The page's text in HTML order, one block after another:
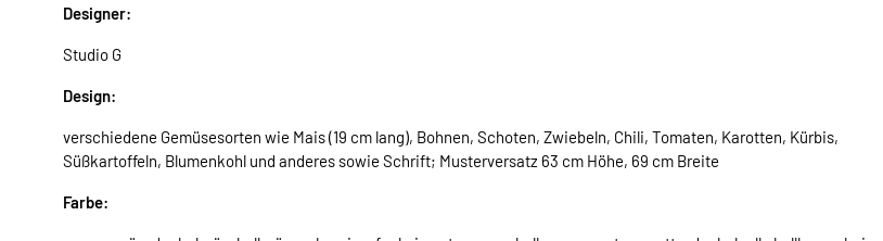
Designer:
Studio G
Design:
verschiedene Gemüsesorten wie Mais (19 cm lang), Bohnen, Schoten, Zwiebeln, Chili, Tomaten, Karotten, Kürbis,
Süßkartoffeln, Blumenkohl und anderes sowie Schrift; Musterversatz 63 cm Höhe, 69 cm Breite
Farbe: